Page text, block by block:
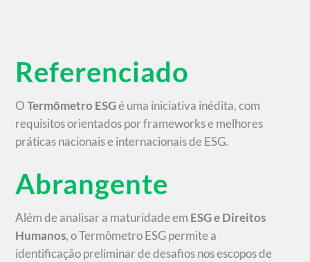
Referenciado
OTermômetro ESGé uma iniciativa inédita, com
requisitos orientados por frameworks e melhores
práticas nacionais e internacionais de ESG.
Abrangente
Além de analisar a maturidade em ESG e Direitos
Humanos, o Termômetro ESG permite a
identificação preliminar de desafios nos escopos de